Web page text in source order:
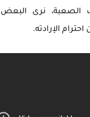
الصعبة، نرى
الإرادته.